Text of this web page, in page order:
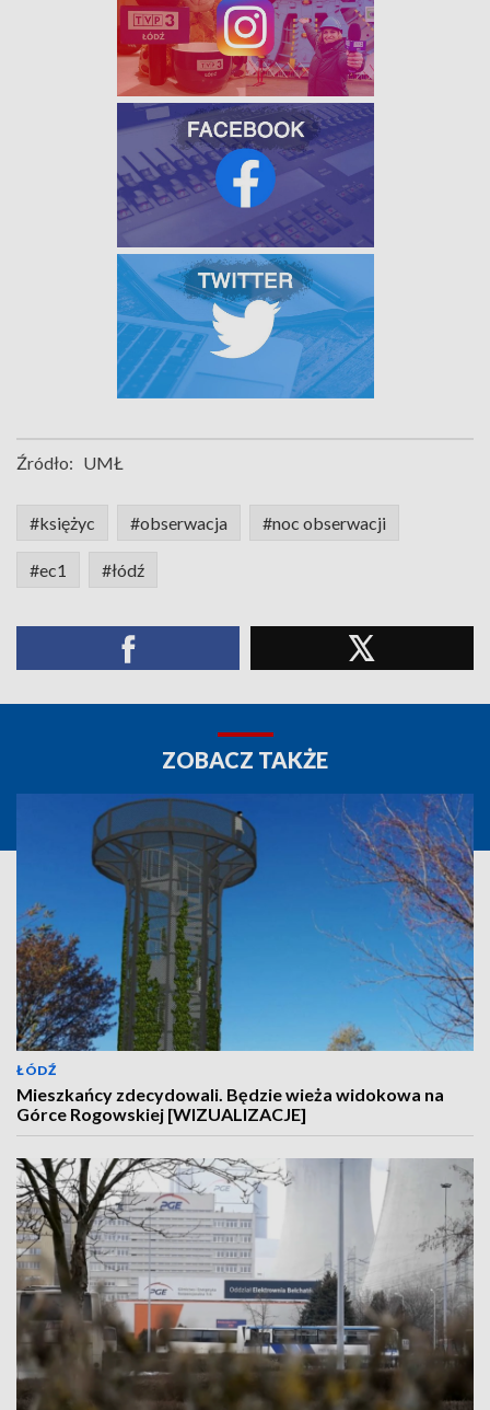
Źródło: UMŁ
#księżyc #obserwacja #noc obserwacji
#ec1 #łódź
ZOBACZ TAKŻE
ŁÓDŹ
Mieszkańcy zdecydowali. Będzie wieża widokowa na
Górce Rogowskiej [WIZUALIZACJE]